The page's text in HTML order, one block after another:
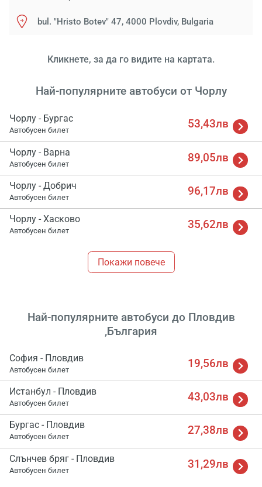
bul. "Hristo Botev" 47, 4000 Plovdiv, Bulgaria
Кликнете, за да го видите на картата.
Най-популярните автобуси от Чорлу
Чорлу - Бургас
Автобусен билет 53,43лв
Чорлу - Варна
Автобусен билет 89,05лв
Чорлу - Добрич
Автобусен билет 96,17лв
Чорлу - Хасково
Автобусен билет 35,62лв
Покажи повече
Най-популярните автобуси до Пловдив
,България
София - Пловдив
Автобусен билет 19,56лв
Истанбул - Пловдив
Автобусен билет 43,03лв
Бургас - Пловдив
Автобусен билет 27,38лв
Слънчев бряг - Пловдив
Автобусен билет 31,29лв